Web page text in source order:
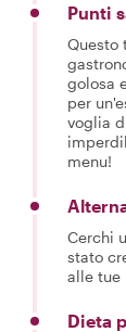
Punti
Questo
golosa
per
voglia
menu!
Cerchi
stato
alle tue
Dieta